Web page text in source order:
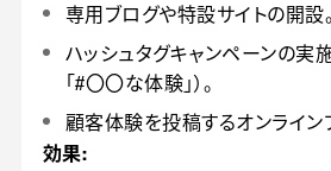
専用ブログや特設サイトの開設。
ハッシュタグキャンペーンの実
「#〇〇な体験」）。
顧客体験を投稿するオンライン
効果: